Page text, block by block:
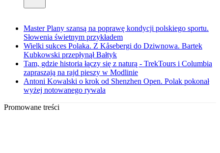
Master Plany szansą na poprawę kondycji polskiego sportu.
Słowenia świetnym przykładem
Wielki sukces Polaka. Z Kåsebergi do Dziwnowa. Bartek
Kubkowski przepłynął Bałtyk
Tam, gdzie historia łączy się z naturą - TrekTours i Columbia
zapraszają na rajd pieszy w Modlinie
Antoni Kowalski o krok od Shenzhen Open. Polak pokonał
wyżej notowanego rywala
Promowane treści